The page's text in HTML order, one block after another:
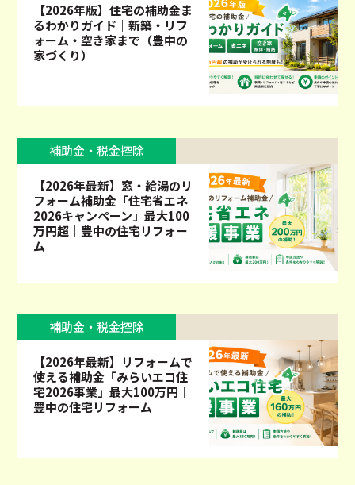
【2026年版】住宅の補助金ま
るわかりガイド｜新築・リフ
ォーム・空き家まで（豊中の
家づくり）
補助金・税金控除
【2026年最新】窓・給湯のリ
フォーム補助金「住宅省エネ
2026キャンペーン」最大100
万円超｜豊中の住宅リフォー
ム
補助金・税金控除
【2026年最新】リフォームで
使える補助金「みらいエコ住
宅2026事業」最大100万円｜
豊中の住宅リフォーム